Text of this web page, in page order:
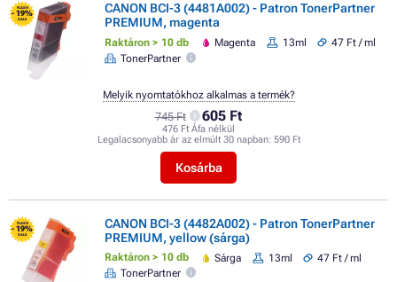
FLASH
- 19%
SALE
CANON BCI-3 (4481A002) - Patron TonerPartner
PREMIUM, magenta
Raktáron > 10 db Magenta 13ml
47 Ft / ml
TonerPartner
745 Ft 605 Ft
476 Ft Áfa nélkül
Legalacsonyabb ár az elmúlt 30 napban: 590 Ft
Kosárba
Melyik nyomtatókhoz alkalmas a termék?
FLASH
- 19%
SALE
CANON BCI-3 (4482A002) - Patron TonerPartner
PREMIUM, yellow (sárga)
Raktáron > 10 db Sárga 13ml
47 Ft / ml
TonerPartner